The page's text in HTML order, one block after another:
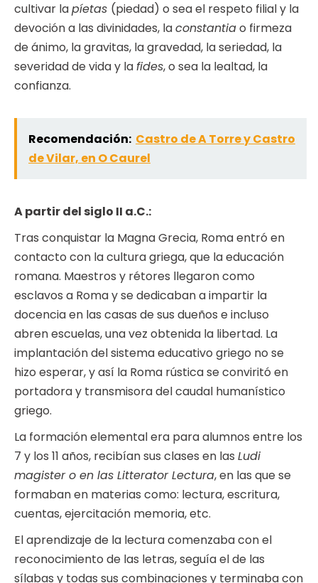
cultivar lapíetas (piedad) o sea el respeto filial y la
devoción a las divinidades, laconstantiao firmeza
de ánimo, la gravitas, la gravedad, la seriedad, la
severidad de vida y lafides, o sea la lealtad, la
confianza.
Recomendación: Castro de A Torre y Castro
de Vilar, en O Caurel
A partir del siglo II a.C.:
Tras conquistar la Magna Grecia, Roma entró en
contacto con la cultura griega, que la educación
romana. Maestros y rétores llegaron como
esclavos a Roma y se dedicaban a impartir la
docencia en las casas de sus dueños e incluso
abren escuelas, una vez obtenida la libertad. La
implantación del sistema educativo griego no se
hizo esperar, y así la Roma rústica se conviritó en
portadora y transmisora del caudal humanístico
griego.
La formación elemental era para alumnos entre los
7 y los 11 años, recibían sus clases en las Ludi
magister o en las Litterator Lectura, en las que se
formaban en materias como: lectura, escritura,
cuentas, ejercitación memoria, etc.
El aprendizaje de la lectura comenzaba con el
reconocimiento de las letras, seguía el de las
sílabas y todas sus combinaciones y terminaba con